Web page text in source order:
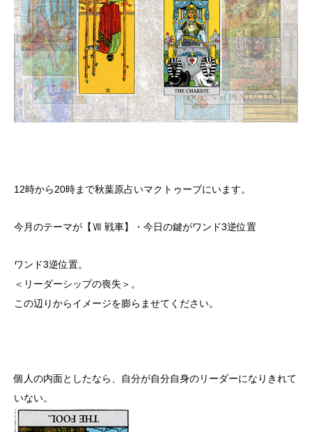
12時から20時まで秋葉原占いマクトゥーブにいます。
今月のテーマが【Ⅶ 戦車】・今日の鍵がワンド3逆位置
ワンド3逆位置。
＜リーダーシップの喪失＞。
この辺りからイメージを膨らませてください。
個人の内面としたなら、自分が自分自身のリーダーになりきれて
いない。